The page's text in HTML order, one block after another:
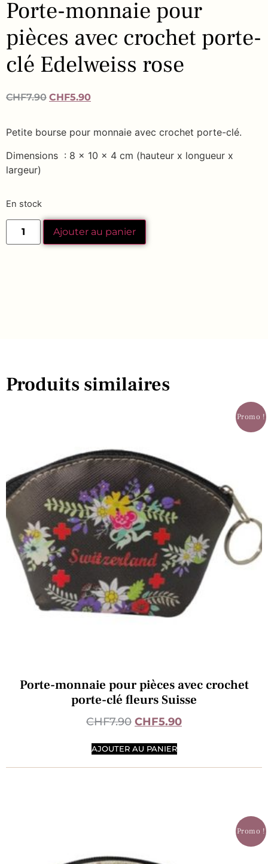
Porte-monnaie pour
pièces avec crochet porte-
clé Edelweiss rose
CHF7.90 CHF5.90
Petite bourse pour monnaie avec crochet porte-clé.
Dimensions : 8 x 10 x 4 cm (hauteur x longueur x
largeur)
En stock
Ajouter au panier
Produits similaires
Promo !
Porte-monnaie pour pièces avec crochet
porte-clé fleurs Suisse
CHF7.90 CHF5.90
AJOUTER AU PANIER
Promo !